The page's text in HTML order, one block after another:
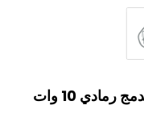
كشاف خارجي شريحة اس ام دي مدمج رمادي 10 وات